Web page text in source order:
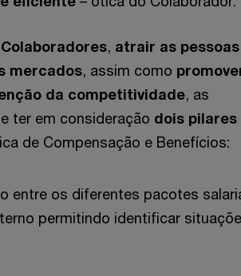
, atrair as
mercados, assim como
da competitividade, as
ter em consideração dois pilares
de Compensação e Benefícios:
entre os diferentes pacotes
permitindo identificar